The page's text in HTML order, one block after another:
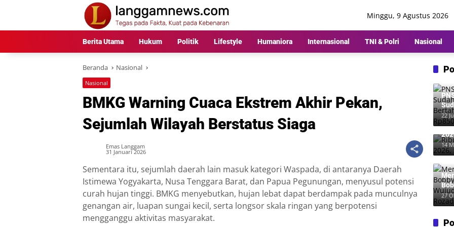
Minggu, 9 Agustus 2026
Berita Utama Hukum Politik Lifestyle Humaniora Internasional TNI & Polri Nasional
Beranda Nasional
Nasional
BMKG Warning Cuaca Ekstrem Akhir Pekan,
Sejumlah Wilayah Berstatus Siaga
Emas Langgam
31 Januari 2026
Sementara itu, sejumlah daerah lain masuk kategori Waspada, di antaranya Daerah
Istimewa Yogyakarta, Nusa Tenggara Barat, dan Papua Pegunungan, menyusul potensi
curah hujan tinggi. BMKG menyebutkan, hujan lebat dapat berdampak pada munculnya
genangan air, luapan sungai kecil, serta longsor skala ringan yang berpotensi
mengganggu aktivitas masyarakat.
22
14
27